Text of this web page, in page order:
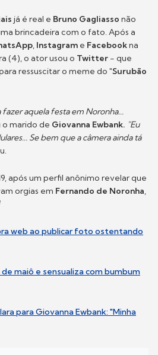
já é real e Bruno Gagliasso não
brincadeira com o fato. Após a
, Instagram e Facebookna
(4), o ator usou o Twitter - que
ressuscitar o meme do "Surubão
aquela festa em Noronha...
o marido de Giovanna Ewbank. "Eu
Se bem que a câmera ainda tá
após um perfil anônimo revelar que
orgias em Fernando de Noronha,
web ao publicar foto ostentando
maiô e sensualiza com bumbum
para Giovanna Ewbank: "Minha